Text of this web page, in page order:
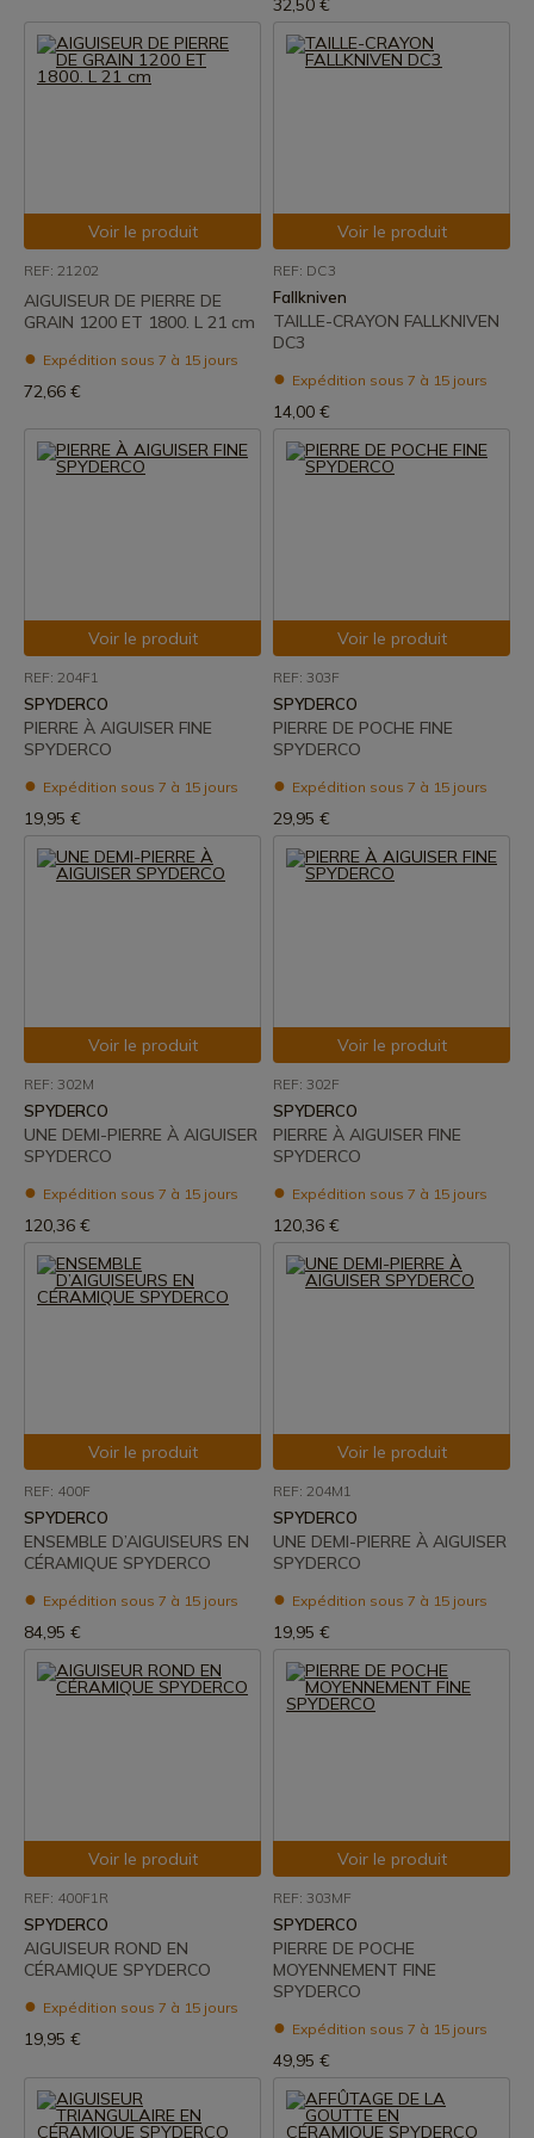
32,50 €
Voir le produit
REF: 21202
AIGUISEUR DE PIERRE DE
GRAIN 1200 ET 1800. L 21 cm
Expédition sous 7 à 15 jours
72,66 €
Voir le produit
REF: DC3
Fallkniven
TAILLE-CRAYON FALLKNIVEN
DC3
Expédition sous 7 à 15 jours
14,00 €
Voir le produit
REF: 204F1
SPYDERCO
PIERRE À AIGUISER FINE
SPYDERCO
Expédition sous 7 à 15 jours
19,95 €
Voir le produit
REF: 303F
SPYDERCO
PIERRE DE POCHE FINE
SPYDERCO
Expédition sous 7 à 15 jours
29,95 €
Voir le produit
REF: 302M
SPYDERCO
UNE DEMI-PIERRE À AIGUISER
SPYDERCO
Expédition sous 7 à 15 jours
120,36 €
Voir le produit
REF: 302F
SPYDERCO
PIERRE À AIGUISER FINE
SPYDERCO
Expédition sous 7 à 15 jours
120,36 €
Voir le produit
REF: 400F
SPYDERCO
ENSEMBLE D’AIGUISEURS EN
CÉRAMIQUE SPYDERCO
Expédition sous 7 à 15 jours
84,95 €
Voir le produit
REF: 204M1
SPYDERCO
UNE DEMI-PIERRE À AIGUISER
SPYDERCO
Expédition sous 7 à 15 jours
19,95 €
Voir le produit
REF: 400F1R
SPYDERCO
AIGUISEUR ROND EN
CÉRAMIQUE SPYDERCO
Expédition sous 7 à 15 jours
19,95 €
Voir le produit
REF: 303MF
SPYDERCO
PIERRE DE POCHE
MOYENNEMENT FINE
SPYDERCO
Expédition sous 7 à 15 jours
49,95 €